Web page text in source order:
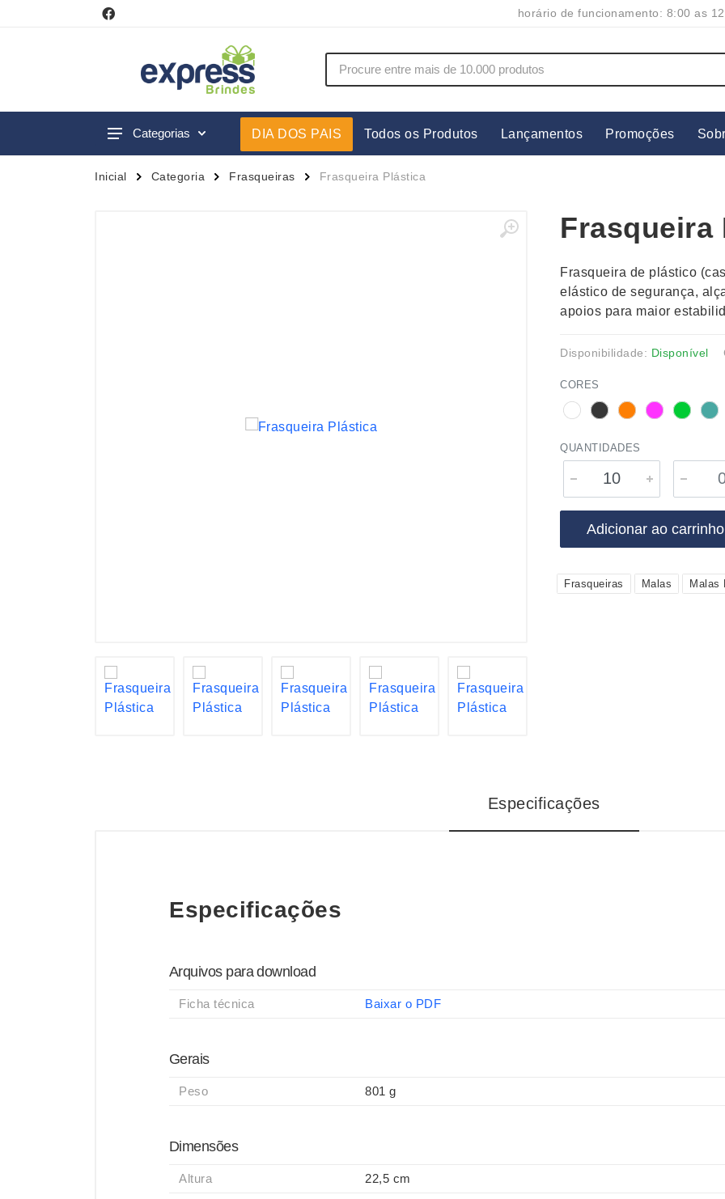
horário de funcionamento: 8:00 as
Categorias
Acessórios p/ Celular
Canecas
Cuidados Pessoais
Fones de
Kit
Lanternas
DIA DOS PAIS Todos os Produtos Lançamentos Promoções
Inicial Categoria Frasqueiras Frasqueira Plástica
Frasqueira
Frasqueira de plástico
elástico de segurança,
apoios para maior
Disponibilidade: Disponível
CORES
QUANTIDADES
Adicionar ao carrinho
Frasqueiras Malas Malas
Especificações
Especificações
Arquivos para download
Ficha técnica Baixar o PDF
Gerais
Peso 801 g
Dimensões
Altura 22,5 cm